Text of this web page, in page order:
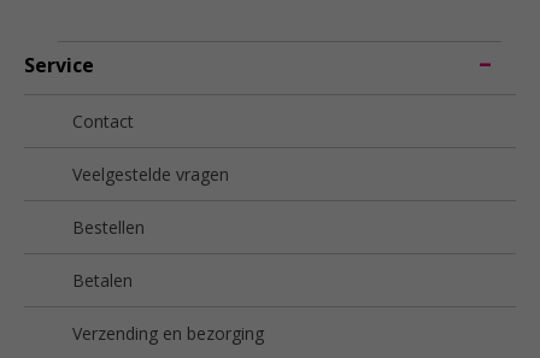
Service
Contact
Veelgestelde vragen
Bestellen
Betalen
Verzending en bezorging